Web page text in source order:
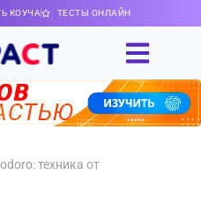
КОУЧА ТЕСТЫ ОНЛАЙН
техника от